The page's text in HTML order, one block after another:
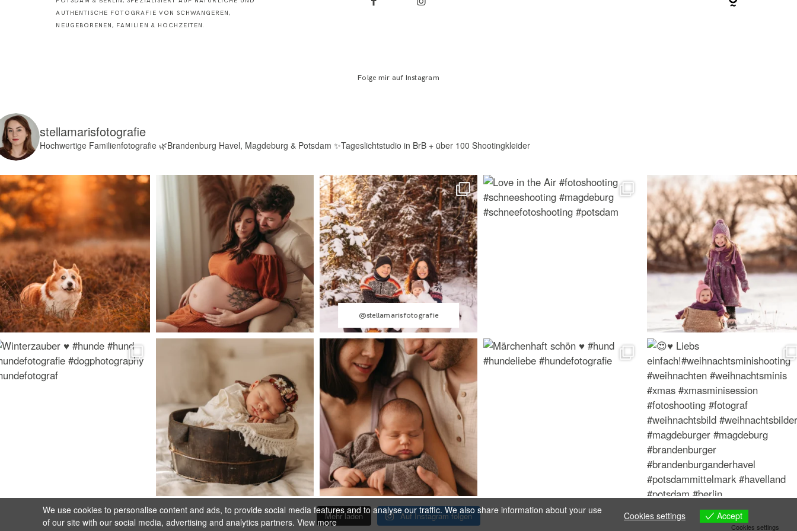
AUTHENTISCHE FOTOGRAFIE VON SCHWANGEREN,
NEUGEBORENEN, FAMILIEN & HOCHZEITEN.
Folge mir auf Instagram
@stellamarisfotografie
stellamarisfotografie
Hochwertige Familienfotografie🌿Brandenburg Havel, Magdeburg & Potsdam ✨Tageslichtstudio in BrB + über 100 Shootingkleider
Mehr laden Auf Instagram folgen
We use cookies to personalise content and ads, to provide social media features and to analyse our traffic. We also share information about your use
of our site with our social media, advertising and analytics partners. View more
Cookies settings Accept
Cookies settings